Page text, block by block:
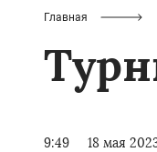
Главная
9:49 18 мая